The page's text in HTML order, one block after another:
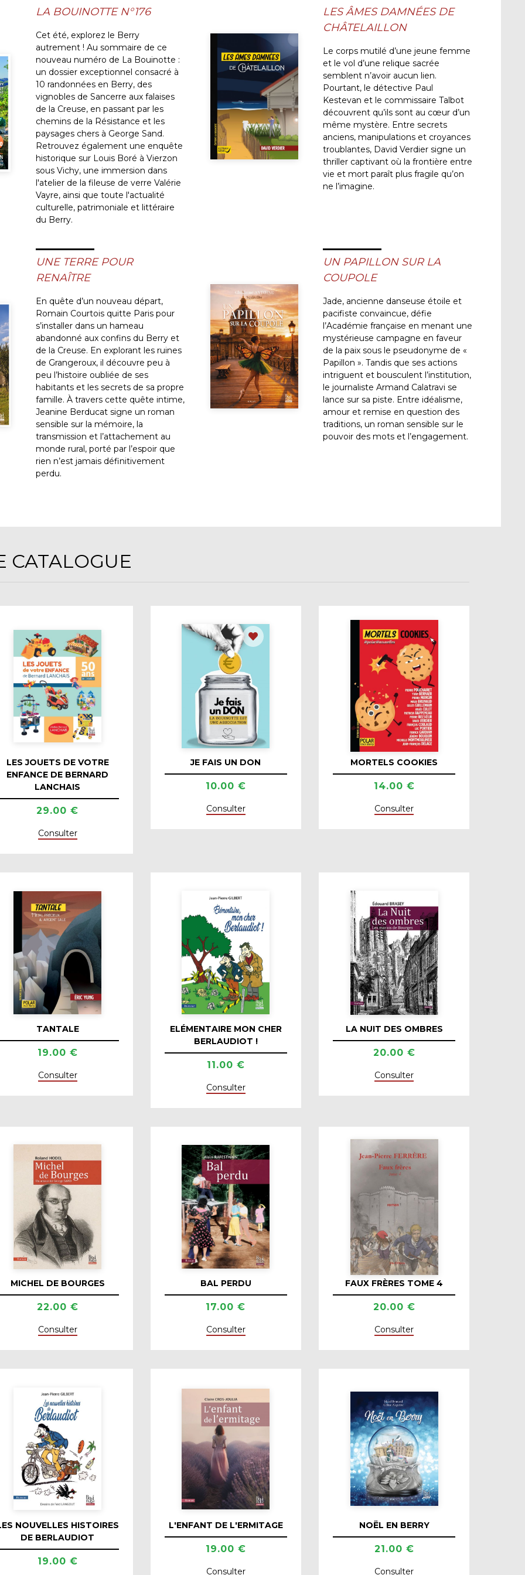
LA BOUINOTTE N°176
Cet été, explorez le Berry
autrement ! Au sommaire de ce
nouveau numéro de La Bouinotte :
un dossier exceptionnel consacré à
10 randonnées en Berry, des
vignobles de Sancerre aux falaises
de la Creuse, en passant par les
chemins de la Résistance et les
paysages chers à George Sand.
Retrouvez également une enquête
historique sur Louis Boré à Vierzon
sous Vichy, une immersion dans
l'atelier de la fileuse de verre Valérie
Vayre, ainsi que toute l'actualité
culturelle, patrimoniale et littéraire
du Berry.
LES ÂMES DAMNÉES DE
CHÂTELAILLON
Le corps mutilé d’une jeune femme
et le vol d’une relique sacrée
semblent n’avoir aucun lien.
Pourtant, le détective Paul
Kestevan et le commissaire Talbot
découvrent qu’ils sont au cœur d’un
même mystère. Entre secrets
anciens, manipulations et croyances
troublantes, David Verdier signe un
thriller captivant où la frontière entre
vie et mort paraît plus fragile qu’on
ne l’imagine.
UNE TERRE POUR
RENAÎTRE
En quête d’un nouveau départ,
Romain Courtois quitte Paris pour
s’installer dans un hameau
abandonné aux confins du Berry et
de la Creuse. En explorant les ruines
de Grangeroux, il découvre peu à
peu l’histoire oubliée de ses
habitants et les secrets de sa propre
famille. À travers cette quête intime,
Jeanine Berducat signe un roman
sensible sur la mémoire, la
transmission et l’attachement au
monde rural, porté par l’espoir que
rien n’est jamais définitivement
perdu.
UN PAPILLON SUR LA
COUPOLE
Jade, ancienne danseuse étoile et
pacifiste convaincue, défie
l’Académie française en menant une
mystérieuse campagne en faveur
de la paix sous le pseudonyme de «
Papillon ». Tandis que ses actions
intriguent et bousculent l’institution,
le journaliste Armand Calatravi se
lance sur sa piste. Entre idéalisme,
amour et remise en question des
traditions, un roman sensible sur le
pouvoir des mots et l’engagement.
CATALOGUE
LES JOUETS DE VOTRE
ENFANCE DE BERNARD
LANCHAIS
29.00 €
Consulter
JE FAIS UN DON
10.00 €
Consulter
MORTELS COOKIES
14.00 €
Consulter
TANTALE
19.00 €
Consulter
ELÉMENTAIRE MON CHER
BERLAUDIOT !
11.00 €
Consulter
LA NUIT DES OMBRES
20.00 €
Consulter
MICHEL DE BOURGES
22.00 €
Consulter
BAL PERDU
17.00 €
Consulter
FAUX FRÈRES TOME 4
20.00 €
Consulter
NOUVELLES HISTOIRES
DE BERLAUDIOT
19.00 €
L'ENFANT DE L'ERMITAGE
19.00 €
Consulter
NOËL EN BERRY
21.00 €
Consulter